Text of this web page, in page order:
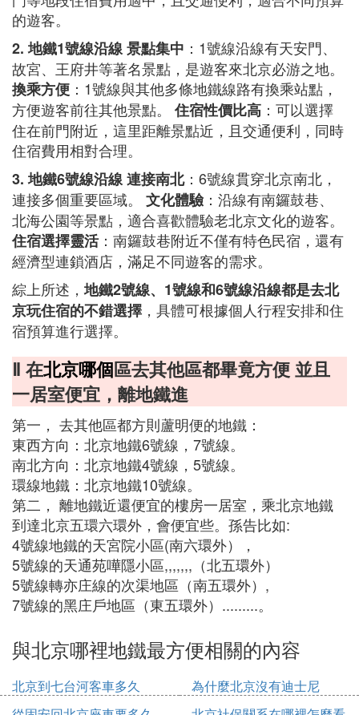
的遊客。
2. 地鐵1號線沿線景點集中 ：1號線沿線有天安門、
故宮、王府井等著名景點，是遊客來北京必游之地。
換乘方便 ：1號線與其他多條地鐵線路有換乘站點，
方便遊客前往其他景點。住宿性價比高 ：可以選擇
住在前門附近，這里距離景點近，且交通便利，同時
住宿費用相對合理。
3. 地鐵6號線沿線連接南北：6號線貫穿北京南北，
連接多個重要區域。 文化體驗：沿線有南鑼鼓巷、
北海公園等景點，適合喜歡體驗老北京文化的遊客。
住宿選擇靈活：南鑼鼓巷附近不僅有特色民宿，還有
經濟型連鎖酒店，滿足不同遊客的需求。
綜上所述，地鐵2號線、1號線和6號線沿線都是去北
京玩住宿的不錯選擇 ，具體可根據個人行程安排和住
宿預算進行選擇。
Ⅱ 在北京哪個區去其他區都畢竟方便 並且
一居室便宜，離地鐵進
第一， 去其他區都方則蘆明便的地鐵：
東西方向：北京地鐵6號線，7號線。
南北方向：北京地鐵4號線，5號線。
環線地鐵：北京地鐵10號線。
第二， 離地鐵近還便宜的樓房一居室，乘北京地鐵
到達北京五環六環外，會便宜些。孫告比如:
4號線地鐵的天宮院小區(南六環外），
5號線的天通苑嘩隱小區,,,,,,,（北五環外）
5號線轉亦庄線的次渠地區（南五環外）,
7號線的黑庄戶地區（東五環外）.........。
與北京哪裡地鐵最方便相關的內容
北京到七台河客車多久
為什麼北京沒有迪士尼